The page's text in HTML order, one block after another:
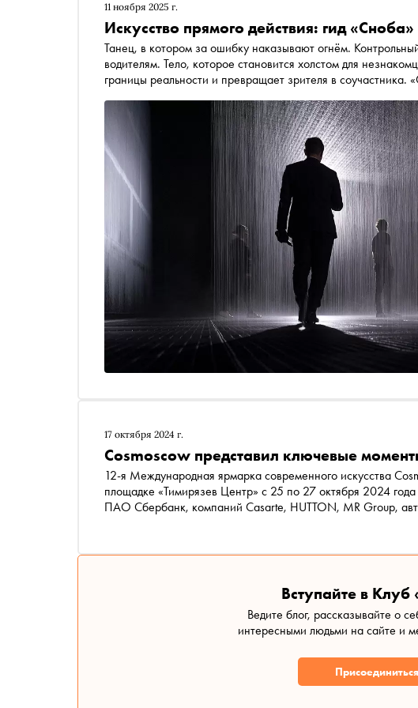
11 ноября 2025 г.
Искусство прямого действия: гид
Танец, в котором за ошибку наказывают огнём.
водителям. Тело, которое становится холстом для
границы реальности и превращает зрителя в соучастника.
17 октября 2024 г.
Cosmoscow представил ключевые
12-я Международная ярмарка современного искусства
площадке «Тимирязев Центр» с 25 по 27 октября 2024
ПАО Сбербанк, компаний Casarte, HUTTON, MR Group,
Ultima Яндекс Go, Black Square, официального отеля The
Вступайте в Клуб
Ведите блог, рассказывайте о
интересными людьми на сайте и
Присоединиться